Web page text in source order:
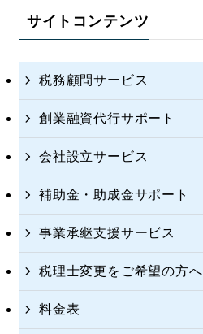
サイトコンテンツ
税務顧問サービス
創業融資代行サポート
会社設立サービス
補助金・助成金サポート
事業承継支援サービス
税理士変更をご希望の方へ
料金表